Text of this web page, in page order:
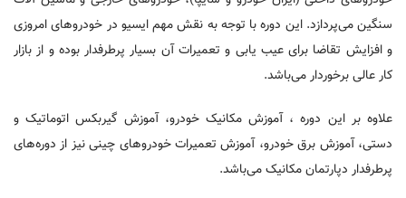
سنگین می‌پردازد. این دوره با توجه به نقش مهم ایسیو در خودروهای امروزی
و افزایش تقاضا برای عیب یابی و تعمیرات آن بسیار پرطرفدار بوده و از بازار
کار عالی برخوردار می‌باشد.
علاوه بر این دوره ، آموزش مکانیک خودرو، آموزش گیربکس اتوماتیک و
دستی، آموزش برق خودرو، آموزش تعمیرات خودروهای چینی نیز از دوره‌های
پرطرفدار دپارتمان مکانیک می‌باشد.